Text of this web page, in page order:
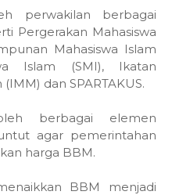
perwakilan berbagai
Pergerakan Mahasiswa
Mahasiswa Islam
Islam (SMI), Ikatan
dan SPARTAKUS.
berbagai elemen
agar pemerintahan
harga BBM.
BBM menjadi